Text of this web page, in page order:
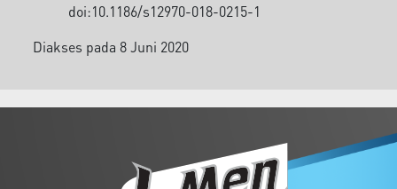
doi:10.1186/s12970-018-0215-1
Diakses pada 8 Juni 2020